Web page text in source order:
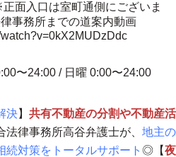
面入口は室町通側にございま
事務所までの道案内動画
〜24:00 / 日曜 0:00〜24:00
決】 共有不動産の分割や不動産活
律事務所高谷弁護士が、 地主の
対策をトータルサポート ◎【夜